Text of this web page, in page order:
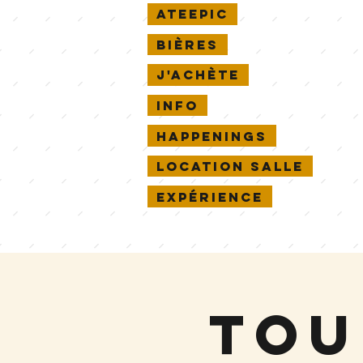
Ateepic
Bières
J'achète
Info
Happenings
Location salle
Expérience